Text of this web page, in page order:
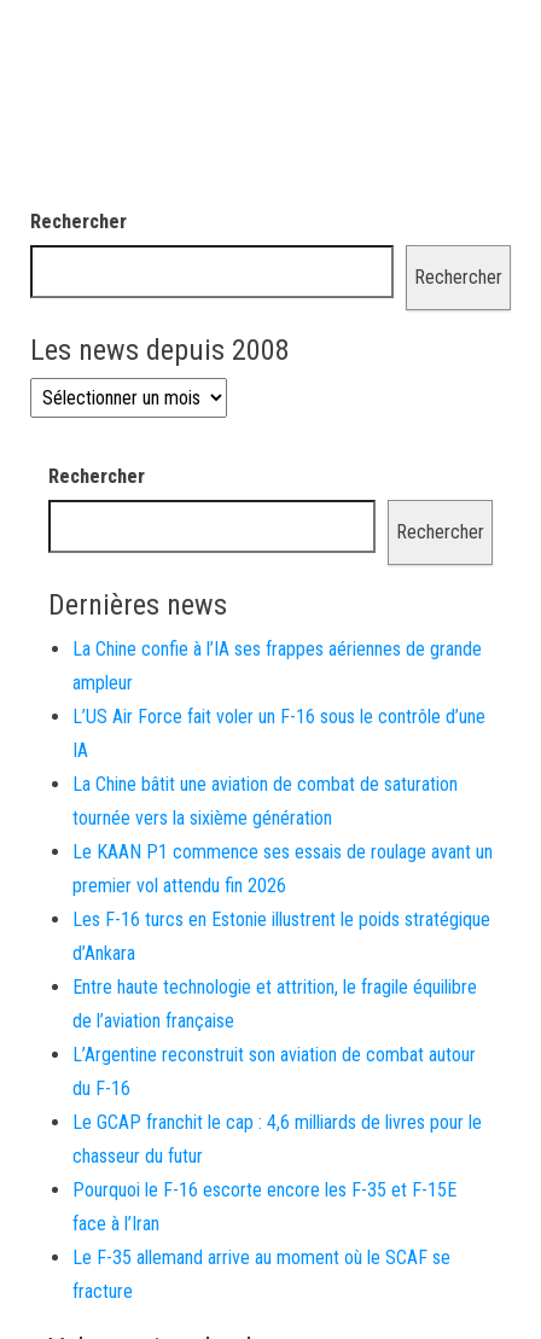
Rechercher
Rechercher
Les news depuis 2008
Les news depuis 2008
Rechercher
Rechercher
Dernières news
La Chine confie à l’IA ses frappes aériennes de grande
ampleur
L’US Air Force fait voler un F-16 sous le contrôle d’une
IA
La Chine bâtit une aviation de combat de saturation
tournée vers la sixième génération
Le KAAN P1 commence ses essais de roulage avant un
premier vol attendu fin 2026
Les F-16 turcs en Estonie illustrent le poids stratégique
d’Ankara
Entre haute technologie et attrition, le fragile équilibre
de l’aviation française
L’Argentine reconstruit son aviation de combat autour
du F-16
Le GCAP franchit le cap : 4,6 milliards de livres pour le
chasseur du futur
Pourquoi le F-16 escorte encore les F-35 et F-15E
face à l’Iran
Le F-35 allemand arrive au moment où le SCAF se
fracture